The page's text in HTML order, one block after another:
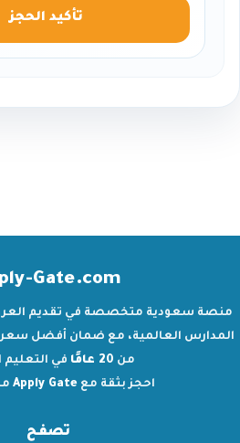
تأكيد الحجز
Gate.com
منصة سعودية متخصصة في تقديم
المدارس العالمية، مع ضمان أفضل سعر
من 20 عامًا
في التعليم
احجز بثقة مع Apply Gate
تصفح